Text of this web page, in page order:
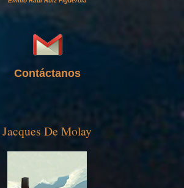
Contáctanos
Jacques De Molay